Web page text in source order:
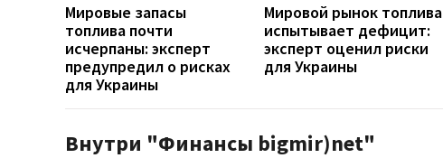
Мировые запасы
топлива почти
исчерпаны: эксперт
предупредил о рисках
для Украины
Мировой рынок топлива
испытывает дефицит:
эксперт оценил риски
для Украины
Внутри "Финансы bigmir)net"